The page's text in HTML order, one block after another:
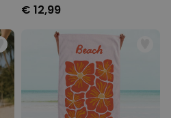
€ 12,99